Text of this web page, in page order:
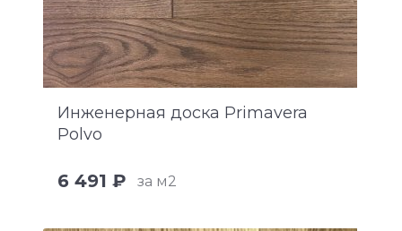
Инженерная доска Primavera
Polvo
6 491 ₽ за м2